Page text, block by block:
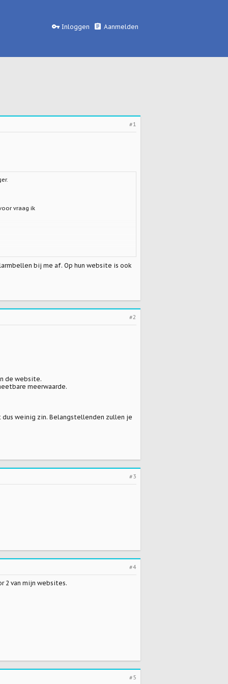
Inloggen Aanmelden
#1
vraag ik
bij me af. Op hun website is ook
#2
de website.
meerwaarde.
weinig zin. Belangstellenden zullen je
#3
#4
2 van mijn websites.
#5